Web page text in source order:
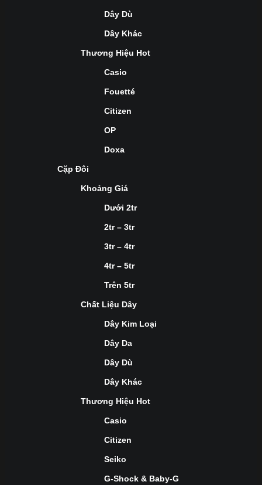
Dây Dù
Dây Khác
Thương Hiệu Hot
Casio
Fouetté
Citizen
OP
Doxa
Cặp Đôi
Khoảng Giá
Dưới 2tr
2tr – 3tr
3tr – 4tr
4tr – 5tr
Trên 5tr
Chất Liệu Dây
Dây Kim Loại
Dây Da
Dây Dù
Dây Khác
Thương Hiệu Hot
Casio
Citizen
Seiko
G-Shock & Baby-G